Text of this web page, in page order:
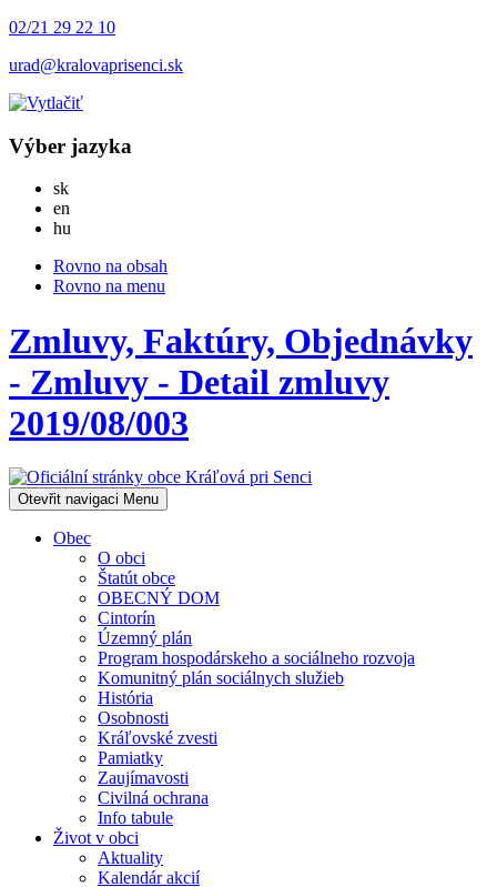
02/21 29 22 10
urad@kralovaprisenci.sk
Výber jazyka
skSlovensky
en
hu
Rovno na obsah
Rovno na menu
Zmluvy, Faktúry, Objednávky
- Zmluvy - Detail zmluvy
2019/08/003
Otevřit navigaci Menu
Obec
O obci
Štatút obce
OBECNÝ DOM
Cintorín
Územný plán
Program hospodárskeho a sociálneho rozvoja
Komunitný plán sociálnych služieb
História
Osobnosti
Kráľovské zvesti
Pamiatky
Zaujímavosti
Civilná ochrana
Info tabule
Život v obci
Aktuality
Kalendár akcií